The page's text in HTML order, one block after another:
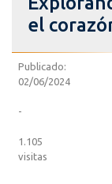
el
Publicado:
02/06/2024
-
1.105
visitas